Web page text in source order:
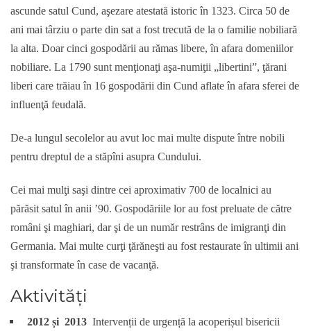
ascunde satul Cund, aşezare atestată istoric în 1323. Circa 50 de
ani mai târziu o parte din sat a fost trecută de la o familie nobiliară
la alta. Doar cinci gospodării au rămas libere, în afara domeniilor
nobiliare. La 1790 sunt menţionaţi aşa-numiţii „libertini”, ţărani
liberi care trăiau în 16 gospodării din Cund aflate în afara sferei de
influenţă feudală.
De-a lungul secolelor au avut loc mai multe dispute între nobili
pentru dreptul de a stăpîni asupra Cundului.
Cei mai mulţi saşi dintre cei aproximativ 700 de localnici au
părăsit satul în anii ’90. Gospodăriile lor au fost preluate de către
români şi maghiari, dar şi de un număr restrâns de imigranţi din
Germania. Mai multe curţi ţărăneşti au fost restaurate în ultimii ani
şi transformate în case de vacanţă.
Aktivități
2012 și 2013 Intervenții de urgență la acoperișul bisericii